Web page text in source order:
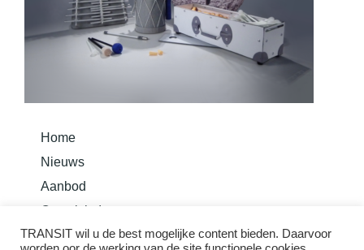
Home
Nieuws
Aanbod
Overzicht Instrumenten
Bouw je instrument
TRANSIT wil u de best mogelijke content bieden. Daarvoor